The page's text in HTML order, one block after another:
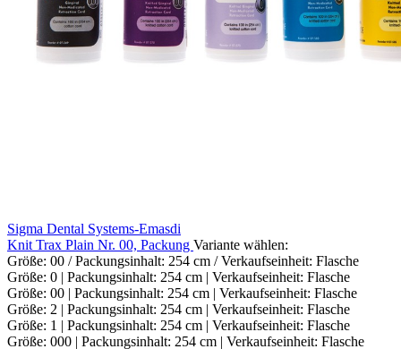
Sigma Dental Systems-Emasdi
Knit Trax Plain Nr. 00, Packung Variante wählen:
Größe: 00 / Packungsinhalt: 254 cm / Verkaufseinheit: Flasche
Größe: 0 | Packungsinhalt: 254 cm | Verkaufseinheit: Flasche
Größe: 00 | Packungsinhalt: 254 cm | Verkaufseinheit: Flasche
Größe: 2 | Packungsinhalt: 254 cm | Verkaufseinheit: Flasche
Größe: 1 | Packungsinhalt: 254 cm | Verkaufseinheit: Flasche
Größe: 000 | Packungsinhalt: 254 cm | Verkaufseinheit: Flasche